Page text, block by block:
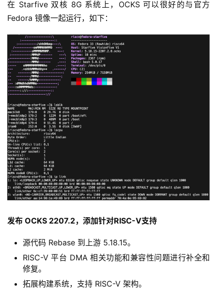
驶
城
市
更
多
内
容
在 Starfive 双核 8G 系统上，OCKS 可以很好的与官方
Fedora 镜像一起运行，如下：
发布 OCKS 2207.2，添加针对RISC-V支持
源代码 Rebase 到上游 5.18.15。
RISC-V 平台 DMA 相关功能和兼容性问题进行补全和
修复。
拓展构建系统，支持 RISC-V 架构。